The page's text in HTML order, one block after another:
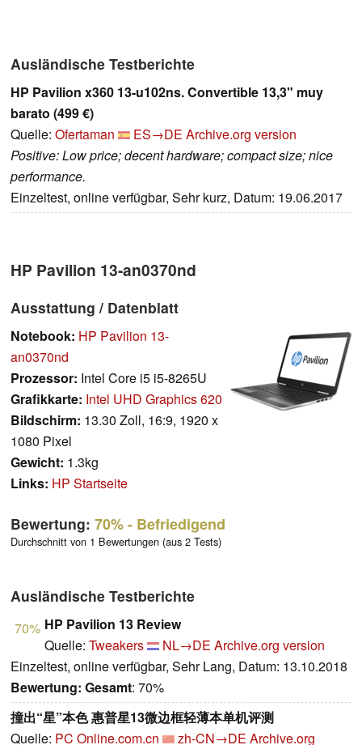
Ausländische Testberichte
HP Pavilion x360 13-u102ns. Convertible 13,3" muy
barato (499 €)
Quelle: Ofertaman ES→DE Archive.org version
Positive: Low price; decent hardware; compact size; nice
performance.
Einzeltest, online verfügbar, Sehr kurz, Datum: 19.06.2017
HP Pavilion 13-an0370nd
Ausstattung / Datenblatt
Notebook: HP Pavilion 13-
an0370nd
Prozessor: Intel Core i5 i5-8265U
Grafikkarte: Intel UHD Graphics 620
Bildschirm: 13.30 Zoll, 16:9, 1920 x
1080 Pixel
Gewicht: 1.3kg
Links: HP Startseite
Bewertung: 70%- Befriedigend
Durchschnitt von 1 Bewertungen (aus 2 Tests)
Ausländische Testberichte
70% HP Pavilion 13 Review
Quelle: Tweakers NL→DE Archive.org version
Einzeltest, online verfügbar, Sehr Lang, Datum: 13.10.2018
Bewertung: Gesamt: 70%
撞出“星”本色 惠普星13微边框轻薄本单机评测
Quelle: PC Online.com.cn zh-CN→DE Archive.org